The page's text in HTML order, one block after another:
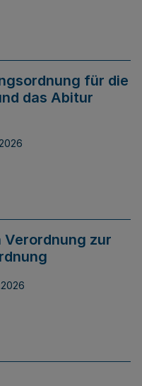
für die
das Abitur
zur